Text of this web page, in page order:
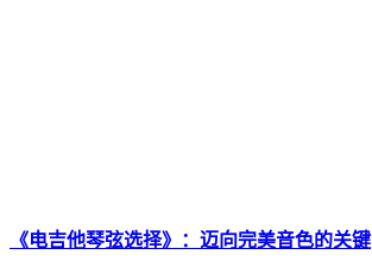
《电吉他琴弦选择》：迈向完美音色的关键